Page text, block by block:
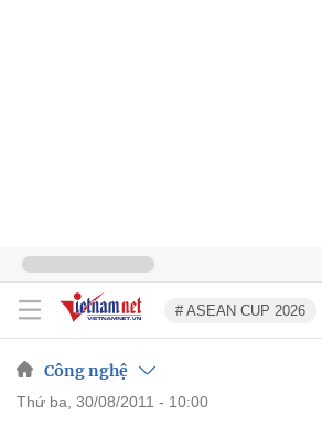
# ASEAN CUP 2026
Công nghệ
thứ ba, 30/08/2011 - 10:00